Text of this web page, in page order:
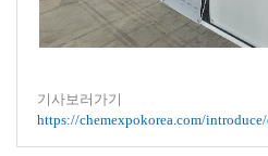
기사보러가기
https://chemexpokorea.com/